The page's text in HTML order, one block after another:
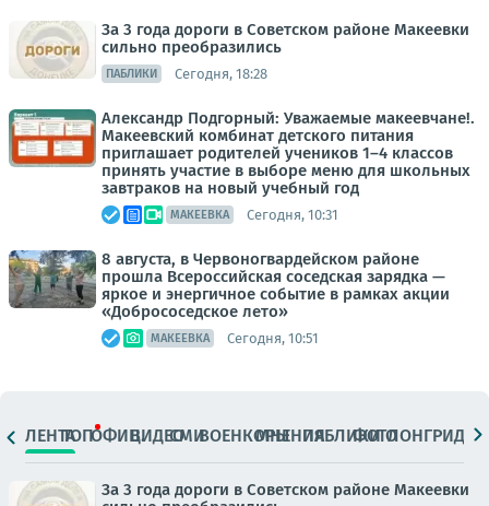
За 3 года дороги в Советском районе Макеевки
сильно преобразились
ПАБЛИКИ Сегодня, 18:28
Александр Подгорный: Уважаемые макеевчане!.
Макеевский комбинат детского питания
приглашает родителей учеников 1–4 классов
принять участие в выборе меню для школьных
завтраков на новый учебный год
МАКЕЕВКА Сегодня, 10:31
8 августа, в Червоногвардейском районе
прошла Всероссийская соседская зарядка —
яркое и энергичное событие в рамках акции
«Добрососедское лето»
МАКЕЕВКА Сегодня, 10:51
ЛЕНТАТОПОФИЦ.ВИДЕОСМИВОЕНКОРЫМНЕНИЯПАБЛИКИ
ФОТОЛОНГРИДЫ
За 3 года дороги в Советском районе Макеевки